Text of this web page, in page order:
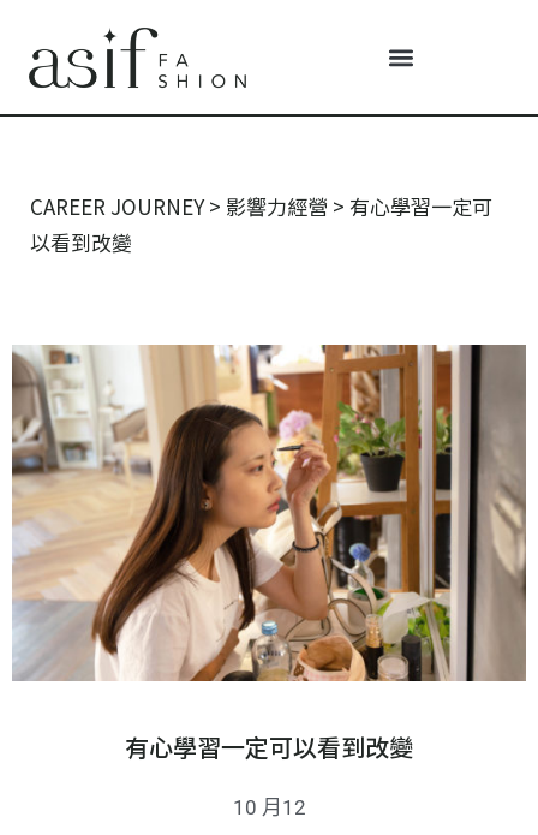
CAREER JOURNEY > 影響力經營 > 有心學習一定可
以看到改變
有心學習一定可以看到改變
10 月12